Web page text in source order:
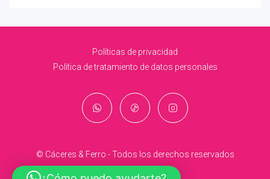
Políticas de privacidad
Política de tratamiento de datos personales
© Cáceres & Ferro - Todos los derechos reservados